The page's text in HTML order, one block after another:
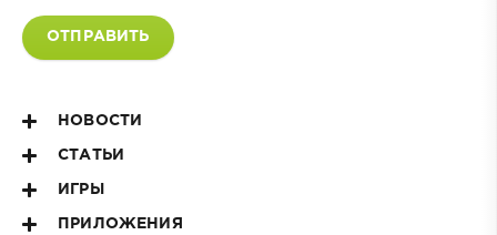
ОТПРАВИТЬ
НОВОСТИ
СТАТЬИ
ИГРЫ
ПРИЛОЖЕНИЯ